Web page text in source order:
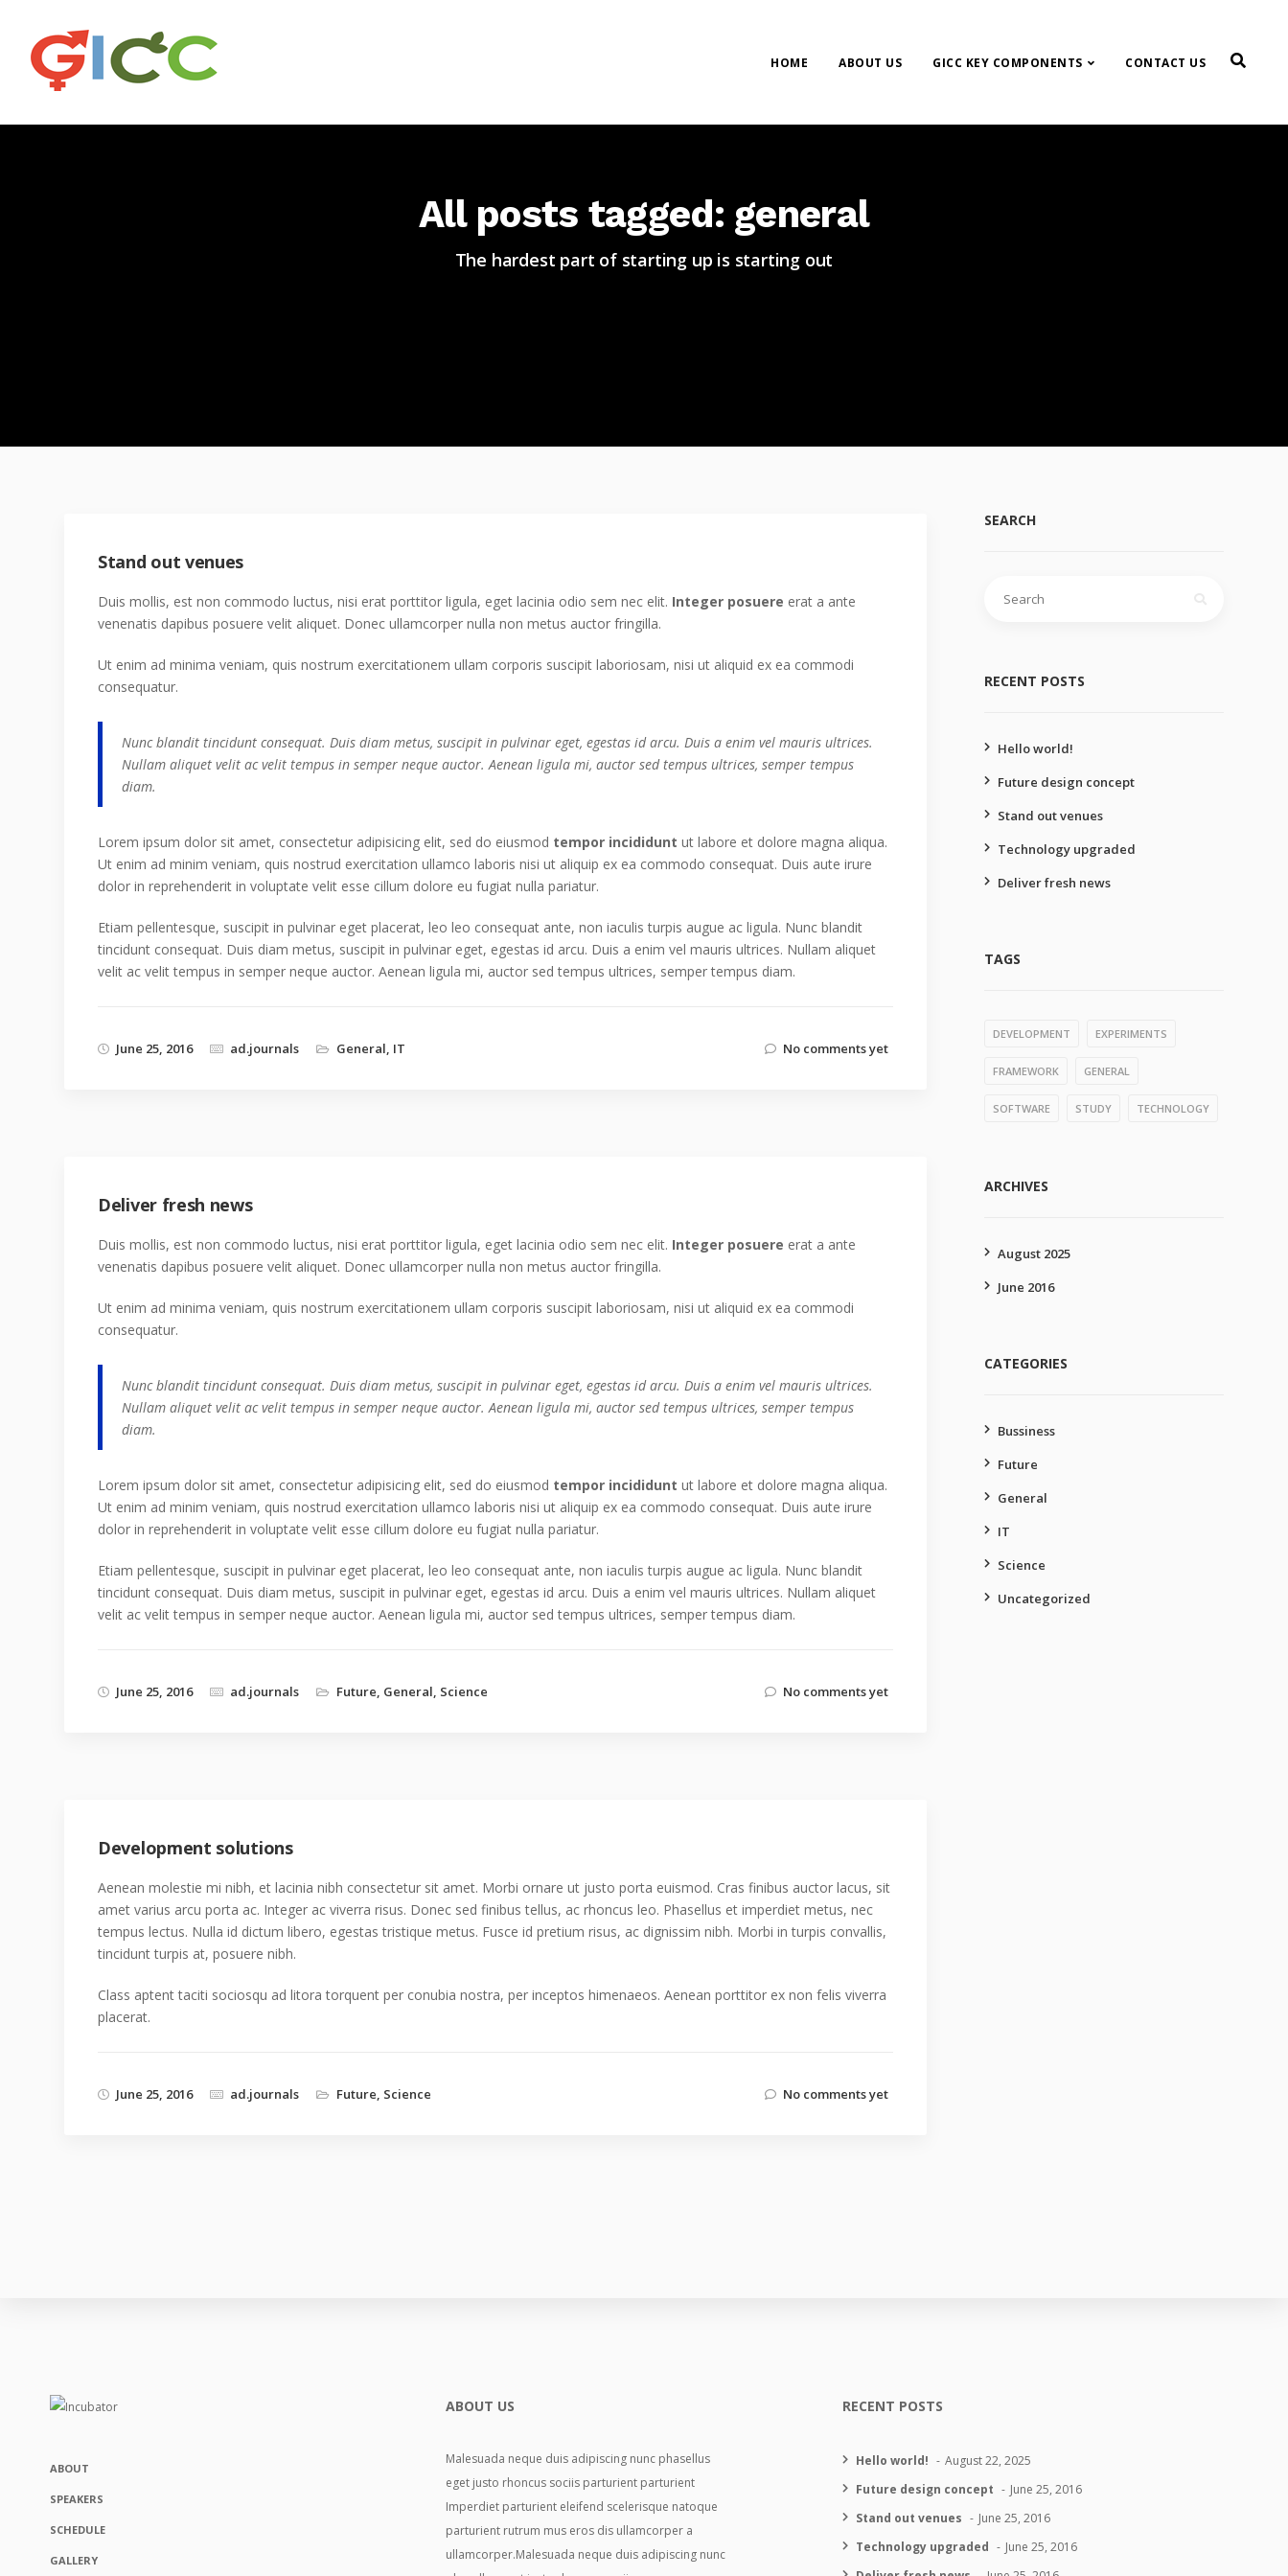
HOME ABOUT US GICC KEY COMPONENTS CONTACT US
All posts tagged: general
The hardest part of starting up is starting out
Stand out venues
Duis mollis, est non commodo luctus, nisi erat porttitor ligula, eget lacinia odio sem nec elit. Integer posuere erat a ante
venenatis dapibus posuere velit aliquet. Donec ullamcorper nulla non metus auctor fringilla.
Ut enim ad minima veniam, quis nostrum exercitationem ullam corporis suscipit laboriosam, nisi ut aliquid ex ea commodi
consequatur.
Nunc blandit tincidunt consequat. Duis diam metus, suscipit in pulvinar eget, egestas id arcu. Duis a enim vel mauris ultrices.
Nullam aliquet velit ac velit tempus in semper neque auctor. Aenean ligula mi, auctor sed tempus ultrices, semper tempus
diam.
Lorem ipsum dolor sit amet, consectetur adipisicing elit, sed do eiusmod tempor incididunt ut labore et dolore magna aliqua.
Ut enim ad minim veniam, quis nostrud exercitation ullamco laboris nisi ut aliquip ex ea commodo consequat. Duis aute irure
dolor in reprehenderit in voluptate velit esse cillum dolore eu fugiat nulla pariatur.
Etiam pellentesque, suscipit in pulvinar eget placerat, leo leo consequat ante, non iaculis turpis augue ac ligula. Nunc blandit
tincidunt consequat. Duis diam metus, suscipit in pulvinar eget, egestas id arcu. Duis a enim vel mauris ultrices. Nullam aliquet
velit ac velit tempus in semper neque auctor. Aenean ligula mi, auctor sed tempus ultrices, semper tempus diam.
June 25, 2016 ad.journals General, IT No comments yet
Deliver fresh news
Duis mollis, est non commodo luctus, nisi erat porttitor ligula, eget lacinia odio sem nec elit. Integer posuere erat a ante
venenatis dapibus posuere velit aliquet. Donec ullamcorper nulla non metus auctor fringilla.
Ut enim ad minima veniam, quis nostrum exercitationem ullam corporis suscipit laboriosam, nisi ut aliquid ex ea commodi
consequatur.
Nunc blandit tincidunt consequat. Duis diam metus, suscipit in pulvinar eget, egestas id arcu. Duis a enim vel mauris ultrices.
Nullam aliquet velit ac velit tempus in semper neque auctor. Aenean ligula mi, auctor sed tempus ultrices, semper tempus
diam.
Lorem ipsum dolor sit amet, consectetur adipisicing elit, sed do eiusmod tempor incididunt ut labore et dolore magna aliqua.
Ut enim ad minim veniam, quis nostrud exercitation ullamco laboris nisi ut aliquip ex ea commodo consequat. Duis aute irure
dolor in reprehenderit in voluptate velit esse cillum dolore eu fugiat nulla pariatur.
Etiam pellentesque, suscipit in pulvinar eget placerat, leo leo consequat ante, non iaculis turpis augue ac ligula. Nunc blandit
tincidunt consequat. Duis diam metus, suscipit in pulvinar eget, egestas id arcu. Duis a enim vel mauris ultrices. Nullam aliquet
velit ac velit tempus in semper neque auctor. Aenean ligula mi, auctor sed tempus ultrices, semper tempus diam.
June 25, 2016 ad.journals Future, General, Science No comments yet
Development solutions
Aenean molestie mi nibh, et lacinia nibh consectetur sit amet. Morbi ornare ut justo porta euismod. Cras finibus auctor lacus, sit
amet varius arcu porta ac. Integer ac viverra risus. Donec sed finibus tellus, ac rhoncus leo. Phasellus et imperdiet metus, nec
tempus lectus. Nulla id dictum libero, egestas tristique metus. Fusce id pretium risus, ac dignissim nibh. Morbi in turpis convallis,
tincidunt turpis at, posuere nibh.
Class aptent taciti sociosqu ad litora torquent per conubia nostra, per inceptos himenaeos. Aenean porttitor ex non felis viverra
placerat.
June 25, 2016 ad.journals Future, Science No comments yet
SEARCH
for:
RECENT POSTS
Hello world!
Future design concept
Stand out venues
Technology upgraded
Deliver fresh news
TAGS
DEVELOPMENT EXPERIMENTS
FRAMEWORK GENERAL
SOFTWARE STUDY TECHNOLOGY
ARCHIVES
August 2025
June 2016
CATEGORIES
Bussiness
Future
General
IT
Science
Uncategorized
ABOUT
SPEAKERS
SCHEDULE
GALLERY
ABOUT US
Malesuada neque duis adipiscing nunc phasellus
eget justo rhoncus sociis parturient parturient
Imperdiet parturient eleifend scelerisque natoque
parturient rutrum mus eros dis ullamcorper a
ullamcorper.Malesuada neque duis adipiscing nunc
RECENT POSTS
Hello world!
August 22, 2025
Future design concept
June 25, 2016
Stand out venues
June 25, 2016
Technology upgraded
June 25, 2016